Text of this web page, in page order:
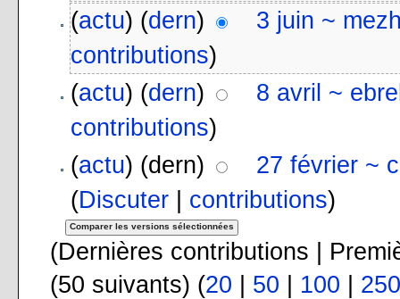
(actu) (dern)
3 juin ~
contributions)
(actu) (dern)
8 avril ~
contributions)
(actu) (dern)
27 février ~
(Discuter contributions)
(Dernières contributions |
(50 suivants) (20 50 100 250